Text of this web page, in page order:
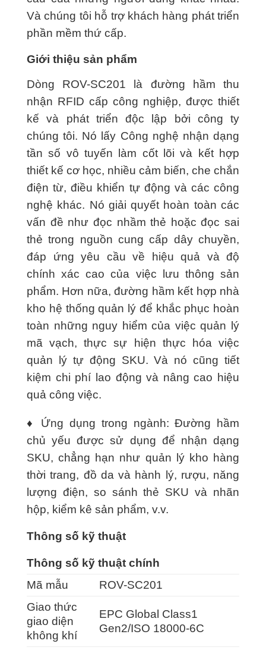
Và chúng tôi hỗ trợ khách hàng phát triển
phần mềm thứ cấp.
Giới thiệu sản phẩm
Dòng ROV-SC201 là đường hầm thu
nhận RFID cấp công nghiệp, được thiết
kế và phát triển độc lập bởi công ty
chúng tôi. Nó lấy Công nghệ nhận dạng
tần số vô tuyến làm cốt lõi và kết hợp
thiết kế cơ học, nhiều cảm biến, che chắn
điện từ, điều khiển tự động và các công
nghệ khác. Nó giải quyết hoàn toàn các
vấn đề như đọc nhầm thẻ hoặc đọc sai
thẻ trong nguồn cung cấp dây chuyền,
đáp ứng yêu cầu về hiệu quả và độ
chính xác cao của việc lưu thông sản
phẩm. Hơn nữa, đường hầm kết hợp nhà
kho hệ thống quản lý để khắc phục hoàn
toàn những nguy hiểm của việc quản lý
mã vạch, thực sự hiện thực hóa việc
quản lý tự động SKU. Và nó cũng tiết
kiệm chi phí lao động và nâng cao hiệu
quả công việc.
♦ Ứng dụng trong ngành: Đường hầm
chủ yếu được sử dụng để nhận dạng
SKU, chẳng hạn như quản lý kho hàng
thời trang, đồ da và hành lý, rượu, năng
lượng điện, so sánh thẻ SKU và nhãn
hộp, kiểm kê sản phẩm, v.v.
Thông số kỹ thuật
Thông số kỹ thuật chính
Mã mẫu
ROV-SC201
Giao thức
giao diện
không khí
EPC Global Class1
Gen2/ISO 18000-6C